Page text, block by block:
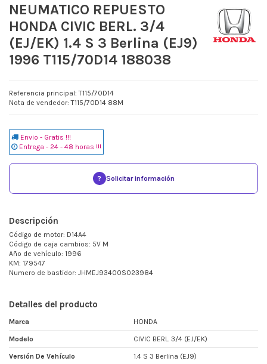
NEUMATICO REPUESTO
HONDA CIVIC BERL. 3/4
(EJ/EK) 1.4 S 3 Berlina (EJ9)
1996 T115/70D14 188038
Referencia principal: T115/70D14
Nota de vendedor: T115/70D14 88M
Envio - Gratis !!!
Entrega - 24 - 48 horas !!!
? Solicitar información
Descripción
Código de motor: D14A4
Código de caja cambios: 5V M
Año de vehículo: 1996
KM: 179547
Numero de bastidor: JHMEJ93400S023984
Detalles del producto
Marca HONDA
Modelo CIVIC BERL. 3/4 (EJ/EK)
Versión De Vehículo 1.4 S 3 Berlina (EJ9)